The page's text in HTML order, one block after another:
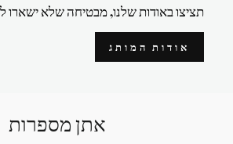
תציצו באודות שלנו, מבטיחה שלא ישארו
אודות המותג
אתן מספרות